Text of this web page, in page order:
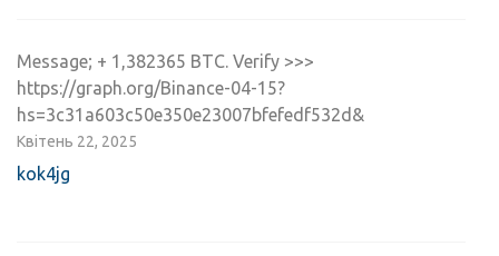
Message; + 1,382365 BTC. Verify >>>
https://graph.org/Binance-04-15?
hs=3c31a603c50e350e23007bfefedf532d&
Квітень 22, 2025
kok4jg